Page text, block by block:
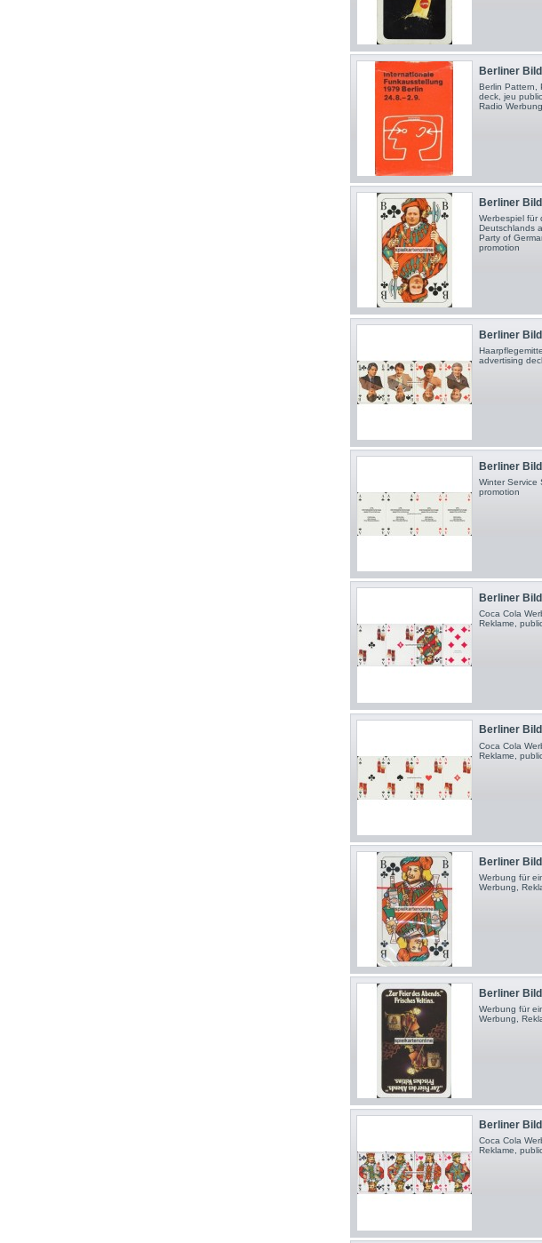
Berliner
Berlin Pattern,
deck, jeu
Radio
Berliner
Werbespiel für
Deutschlands
Party of
promotion
Berliner
advertising
Berliner
Winter Service
promotion
Berliner
Coca Cola
Reklame,
Berliner
Coca Cola
Reklame,
Berliner
Werbung für
Werbung,
Berliner
Werbung für
Werbung,
Berliner
Coca Cola
Reklame,